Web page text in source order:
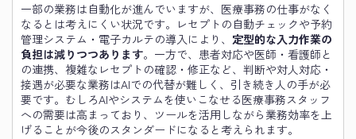
一部の業務は自動化が進んでいますが、医療事務の仕事がなく
なるとは考えにくい状況です。レセプトの自動チェックや予約
管理システム・電子カルテの導入により、 定型的な入力作業の
負担は減りつつあります。一方で、患者対応や医師・看護師と
の連携、複雑なレセプトの確認・修正など、判断や対人対応・
接遇が必要な業務はAIでの代替が難しく、引き続き人の手が必
要です。むしろAIやシステムを使いこなせる医療事務スタッフ
への需要は高まっており、ツールを活用しながら業務効率を上
げることが今後のスタンダードになると考えられます。